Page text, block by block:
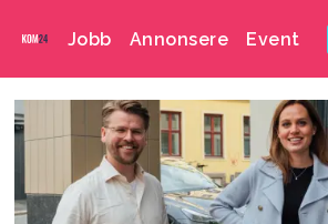
Jobb Annonsere Event
Emne:
microsoft